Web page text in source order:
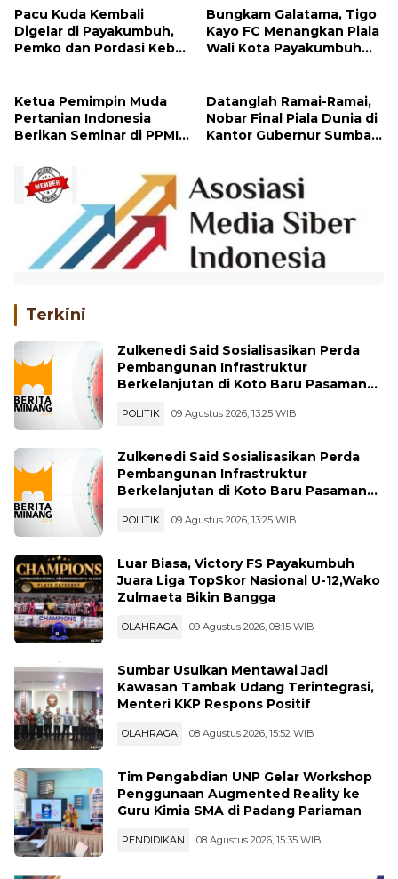
Digelar di Payakumbuh,
Pemko dan Pordasi Kebut
Persiapan!
Kayo FC Menangkan Piala
Wali Kota Payakumbuh
Cup 2026
Pertanian Indonesia
Berikan Seminar di PPMINI
Tandikek
Nobar Final Piala Dunia di
Kantor Gubernur Sumbar
Berhadiah Motor
Pembangunan Infrastruktur
Berkelanjutan di Koto Baru Pasaman
Bar
POLITIK 09 Agustus 2026, 13:25 WIB
Pembangunan Infrastruktur
Berkelanjutan di Koto Baru Pasaman
Bar
POLITIK 09 Agustus 2026, 13:25 WIB
Juara Liga TopSkor Nasional U-12,Wako
Zulmaeta Bikin Bangga
OLAHRAGA 09 Agustus 2026, 08:15 WIB
Kawasan Tambak Udang Terintegrasi,
Menteri KKP Respons Positif
OLAHRAGA 08 Agustus 2026, 15:52 WIB
Penggunaan Augmented Reality ke
Guru Kimia SMA di Padang Pariaman
PENDIDIKAN 08 Agustus 2026, 15:35 WIB